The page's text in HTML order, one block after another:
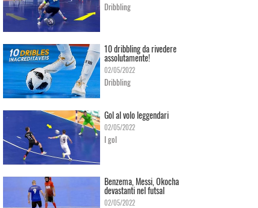
Dribbling
10 dribbling da rivedere
assolutamente!
02/05/2022
Dribbling
Gol al volo leggendari
02/05/2022
I gol
Benzema, Messi, Okocha
devastanti nel futsal
02/05/2022